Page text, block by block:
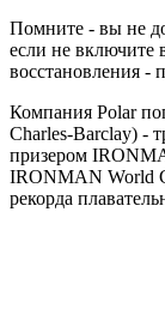
Помните - вы не
если не включите
восстановления -
Компания Polar
Charles-Barclay) -
призером
IRONMAN World
рекорда